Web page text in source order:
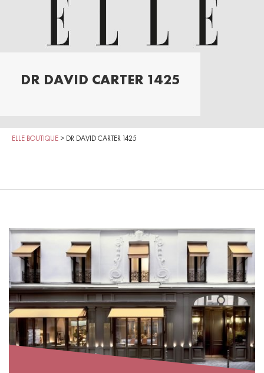
DR DAVID CARTER 1425
ELLE BOUTIQUE > DR DAVID CARTER 1425